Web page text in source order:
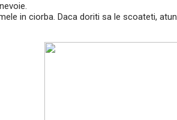
in ciorba. Daca doriti sa le scoateti,